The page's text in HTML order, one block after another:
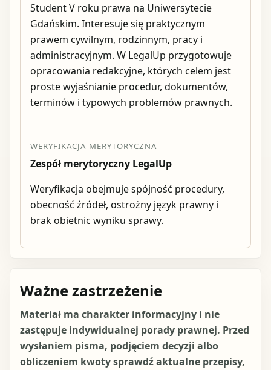
Student V roku prawa na Uniwersytecie
Gdańskim. Interesuje się praktycznym
prawem cywilnym, rodzinnym, pracy i
administracyjnym. W LegalUp przygotowuje
opracowania redakcyjne, których celem jest
proste wyjaśnianie procedur, dokumentów,
terminów i typowych problemów prawnych.
WERYFIKACJA MERYTORYCZNA
Zespół merytoryczny LegalUp
Weryfikacja obejmuje spójność procedury,
obecność źródeł, ostrożny język prawny i
brak obietnic wyniku sprawy.
Ważne zastrzeżenie
Materiał ma charakter informacyjny i nie
zastępuje indywidualnej porady prawnej. Przed
wysłaniem pisma, podjęciem decyzji albo
obliczeniem kwoty sprawdź aktualne przepisy,